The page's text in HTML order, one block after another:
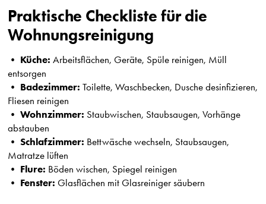
Praktische Checkliste für die
Wohnungsreinigung
• Küche: Arbeitsflächen, Geräte, Spüle reinigen, Müll
entsorgen
• Badezimmer: Toilette, Waschbecken, Dusche desinfizieren,
Fliesen reinigen
•Wohnzimmer: Staubwischen, Staubsaugen, Vorhänge
abstauben
•Schlafzimmer: Bettwäsche wechseln, Staubsaugen,
Matratze lüften
• Flure: Böden wischen, Spiegel reinigen
• Fenster: Glasflächen mit Glasreiniger säubern